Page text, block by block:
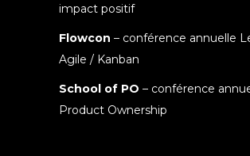
impact positif
Flowcon – conférence annuelle
Agile / Kanban
School of PO – conférence
Product Ownership